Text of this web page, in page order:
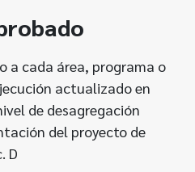
a cada área, programa o
actualizado en
de desagregación
del proyecto de
D